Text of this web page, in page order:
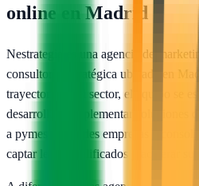
online en Madrid
Nestrategia es una agencia de
consultoría estratégica ubicada en
trayectoria en el sector, el equipo se
desarrollar e implementar soluciones
a pymes y grandes empresas a
captar leads cualificados y acelerar